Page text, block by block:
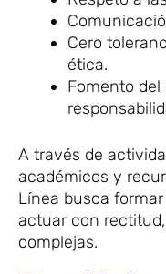
Cero
ética.
Fomento
A través de
académicos y
Línea busca
actuar con
complejas.